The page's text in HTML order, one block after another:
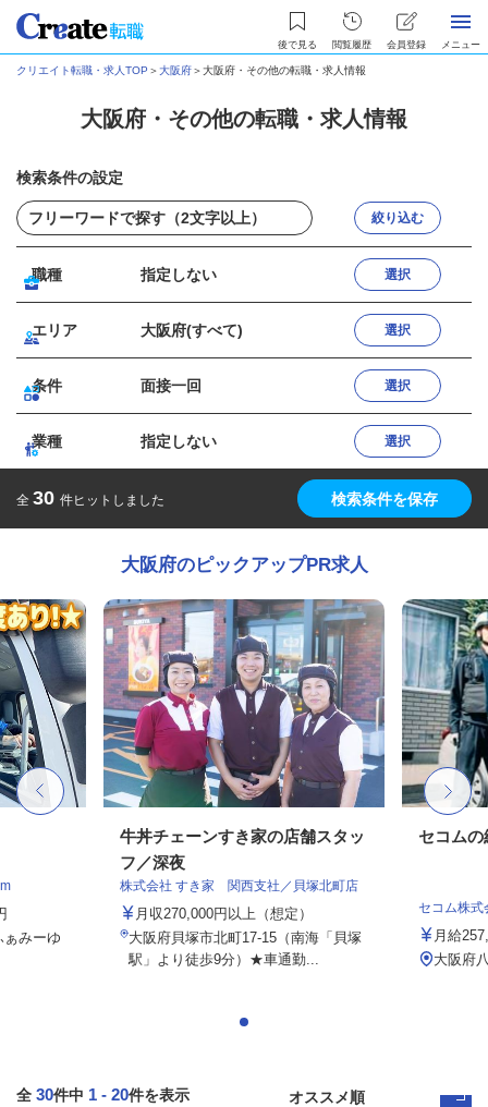
後で見る 閲覧履歴 会員登録 メニュー
クリエイト転職・求人TOP ＞大阪府＞大阪府・その他の転職・求人情報
大阪府・その他の転職・求人情報
検索条件の設定
絞り込む
職種 指定しない 選択
エリア 大阪府(すべて) 選択
条件 面接一回 選択
業種 指定しない 選択
全 30 件ヒットしました 検索条件を保存
大阪府のピックアップPR求人
ぁみーゆ
牛丼チェーンすき家の店舗スタッ
フ／深夜
株式会社 すき家 関西支社／貝塚北町店
月収270,000円以上（想定）
大阪府貝塚市北町17-15（南海「貝塚
駅」より徒歩9分）★車通勤...
セコムの
セコム株式
月給
大阪府
全 30件中 1 - 20件を表示